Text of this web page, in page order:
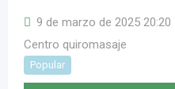
9 de marzo de 2025 20:20
Centro quiromasaje
Popular